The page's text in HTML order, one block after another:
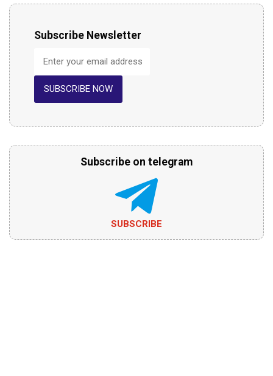
Subscribe Newsletter
SUBSCRIBE NOW
Subscribe on telegram
SUBSCRIBE